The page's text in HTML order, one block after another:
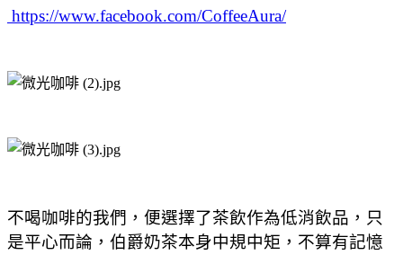
https://www.facebook.com/CoffeeAura/
不喝咖啡的我們，便選擇了茶飲作為低消飲品，只
是平心而論 ， 伯爵奶茶本身中規中矩，不算有記憶